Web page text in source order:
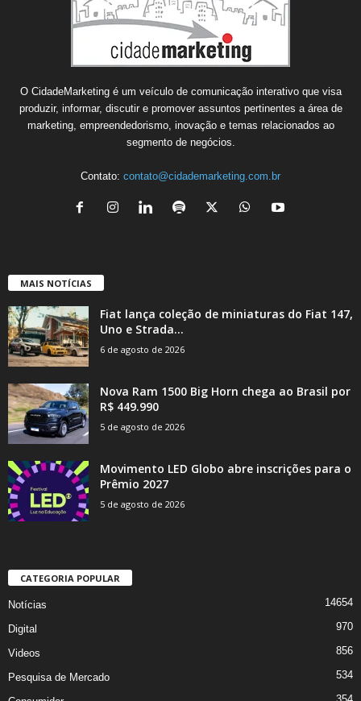
O CidadeMarketing é um veículo de comunicação interativo que visa
produzir, informar, discutir e promover assuntos pertinentes a área de
marketing, empreendedorismo, inovação e temas relacionados ao
segmento de negócios.
Contato: contato@cidademarketing.com.br
MAIS NOTÍCIAS
Fiat lança coleção de miniaturas do Fiat 147,
Uno e Strada...
6 de agosto de 2026
Nova Ram 1500 Big Horn chega ao Brasil por
R$ 449.990
5 de agosto de 2026
Movimento LED Globo abre inscrições para o
Prêmio 2027
5 de agosto de 2026
CATEGORIA POPULAR
Notícias 14654
Digital 970
Videos 856
Pesquisa de Mercado 534